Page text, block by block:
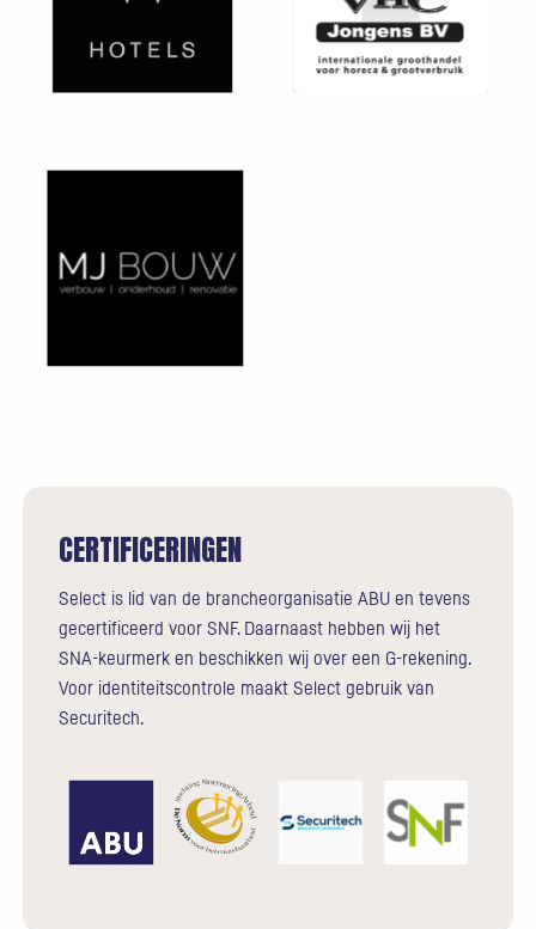
CERTIFICERINGEN
Select is lid van de brancheorganisatie ABU en tevens
gecertificeerd voor SNF. Daarnaast hebben wij het
SNA-keurmerk en beschikken wij over een G-rekening.
Voor identiteitscontrole maakt Select gebruik van
Securitech.